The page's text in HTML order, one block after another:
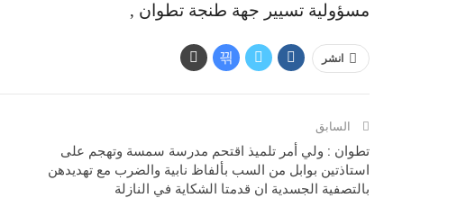
مسؤولية تسيير جهة طنجة تطوان ,
انشر
السابق
تطوان : ولي أمر تلميذ اقتحم مدرسة سمسة وتهجم على
استاذتين بوابل من السب بألفاظ نابية والضرب مع تهديدهن
بالتصفية الجسدية ان قدمتا الشكاية في النازلة